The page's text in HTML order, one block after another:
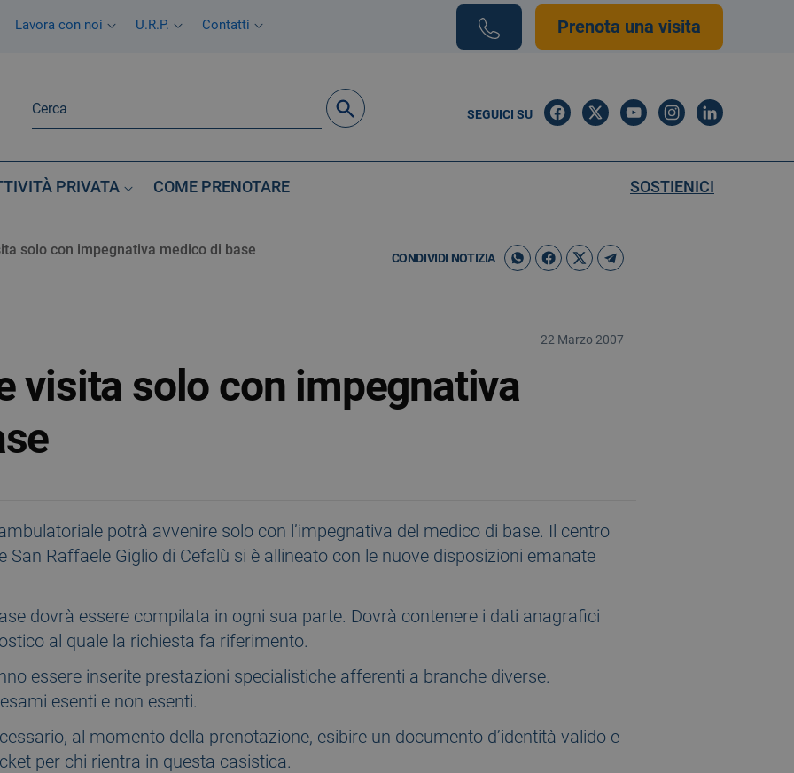
Lavora con noi U.R.P. Contatti Prenota una visita
SEGUICI SU
PRIVATA COME PRENOTARE SOSTIENICI
solo con impegnativa medico di base CONDIVIDI NOTIZIA
22 Marzo 2007
visita solo con impegnativa
potrà avvenire solo con l’impegnativa del medico di base. Il centro
San Raffaele Giglio di Cefalù si è allineato con le nuove disposizioni emanate
dovrà essere compilata in ogni sua parte. Dovrà contenere i dati anagrafici
al quale la richiesta fa riferimento.
essere inserite prestazioni specialistiche afferenti a branche diverse.
esenti e non esenti.
al momento della prenotazione, esibire un documento d’identità valido e
per chi rientra in questa casistica.